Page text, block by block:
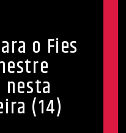
o Fies
nesta
(14)